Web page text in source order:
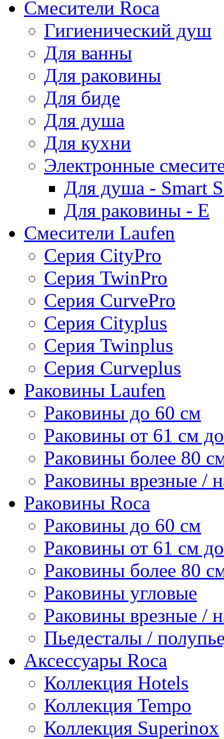
Смесители Roca
Гигиенический душ
Для ванны
Для раковины
Для биде
Для душа
Для кухни
Электронные
Для душа - Smart
Для раковины - E
Смесители Laufen
Серия CityPro
Серия TwinPro
Серия CurvePro
Серия Cityplus
Серия Twinplus
Серия Curveplus
Раковины Laufen
Раковины до 60 см
Раковины от 61 см
Раковины более 80
Раковины врезные /
Раковины Roca
Раковины до 60 см
Раковины от 61 см
Раковины более 80
Раковины угловые
Раковины врезные /
Пьедесталы /
Аксессуары Roca
Коллекция Hotels
Коллекция Tempo
Коллекция Superinox